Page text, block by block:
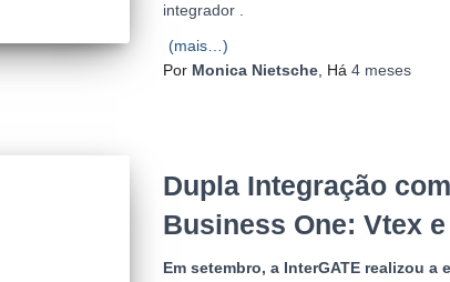
integrador .
(mais…)
Por Monica Nietsche , Há 4 meses
Dupla Integração
Business One: Vtex
Em setembro, a InterGATE realizou a